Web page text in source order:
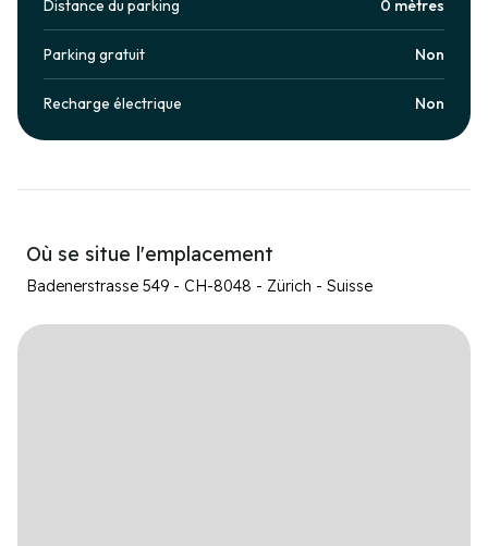
Distance du parking 0 mètres
Parking gratuit Non
Recharge électrique Non
Où se situe l'emplacement
Badenerstrasse 549 - CH-8048 - Zürich - Suisse